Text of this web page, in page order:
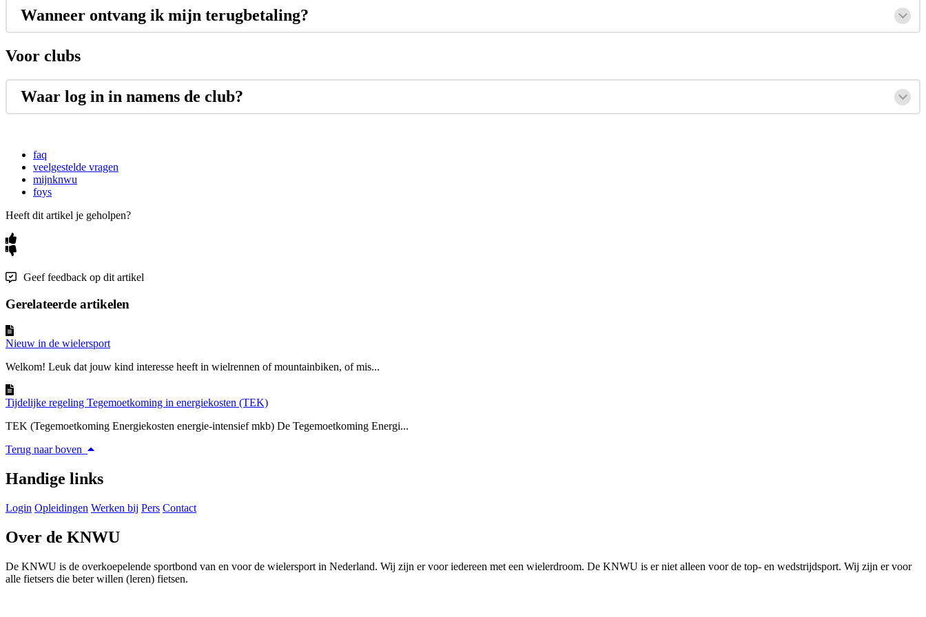
Wanneer ontvang ik mijn terugbetaling?
Voor clubs
Waar log in in namens de club?
faq
veelgestelde vragen
mijnknwu
foys
Heeft dit artikel je geholpen?
Geef feedback op dit artikel
Gerelateerde artikelen
Nieuw in de wielersport
Welkom! Leuk dat jouw kind interesse heeft in wielrennen of mountainbiken, of mis...
Tijdelijke regeling Tegemoetkoming in energiekosten (TEK)
TEK (Tegemoetkoming Energiekosten energie-intensief mkb) De Tegemoetkoming Energi...
Terug naar boven
Handige links
Login Opleidingen Werken bij Pers Contact
Over de KNWU
De KNWU is de overkoepelende sportbond van en voor de wielersport in Nederland. Wij zijn er voor iedereen met een wielerdroom. De KNWU is er niet alleen voor de top- en wedstrijdsport. Wij zijn er voor
alle fietsers die beter willen (leren) fietsen.